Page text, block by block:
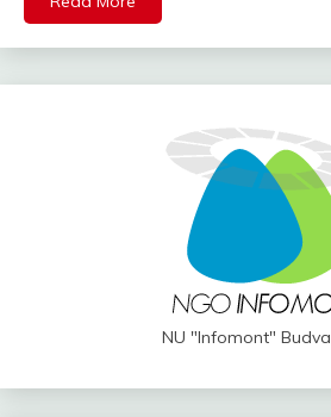
NU "Infomont" Budva